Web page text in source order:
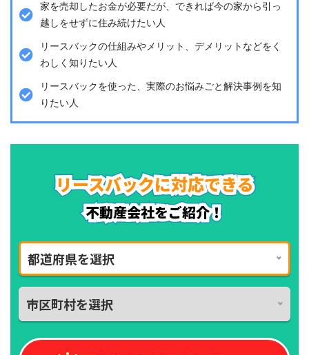
家を売却したお金が必要だが、できれば今の家から引っ
越しをせずに住み続けたい人
リースバックの仕組みやメリット、デメリットなどをく
わしく知りたい人
リースバックを使った、実際のお悩みごと解決事例を知
りたい人